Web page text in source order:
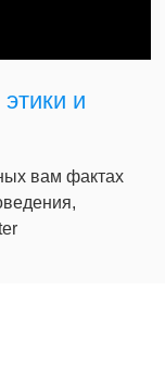
и
вам фактах